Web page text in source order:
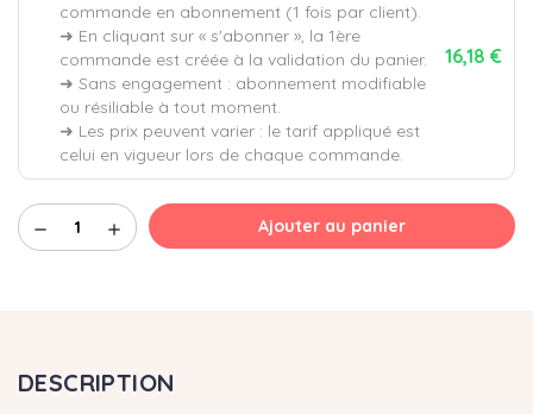
commande en abonnement (1 fois par client).
➜ En cliquant sur « s'abonner », la 1ère
commande est créée à la validation du panier.
➜ Sans engagement : abonnement modifiable
ou résiliable à tout moment.
➜ Les prix peuvent varier : le tarif appliqué est
celui en vigueur lors de chaque commande.
16,18 €
remove add Ajouter au panier
DESCRIPTION